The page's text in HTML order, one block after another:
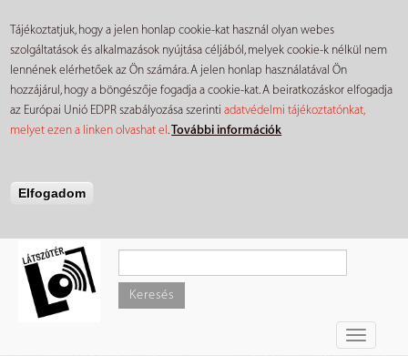
Tájékoztatjuk, hogy a jelen honlap cookie-kat használ olyan webes
szolgáltatások és alkalmazások nyújtása céljából, melyek cookie-k nélkül nem
lennének elérhetőek az Ön számára. A jelen honlap használatával Ön
hozzájárul, hogy a böngészője fogadja a cookie-kat. A beiratkozáskor elfogadja
az Európai Unió EDPR szabályozása szerintiadatvédelmi tájékoztatónkat,
melyet ezen a linken olvashat el.További információk
Elfogadom
tartalomra
Keresés
Toggle